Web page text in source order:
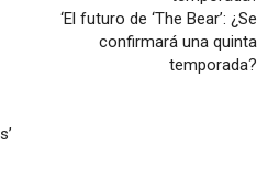
‘El futuro de ‘The Bear’: ¿Se
confirmará una quinta
temporada?